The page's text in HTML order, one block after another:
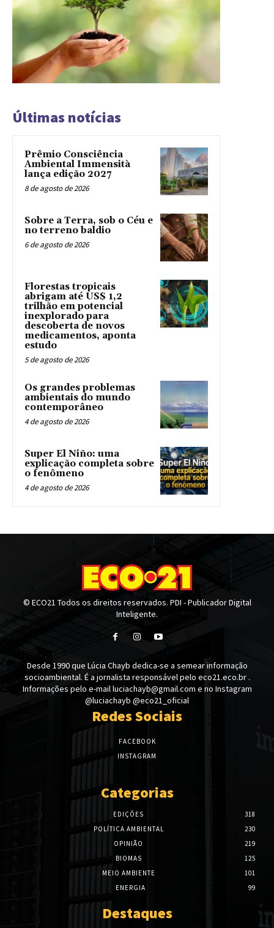
Últimas notícias
Prêmio Consciência
Ambiental Immensità
lança edição 2027
8 de agosto de 2026
Sobre a Terra, sob o Céu e
no terreno baldio
6 de agosto de 2026
Florestas tropicais
abrigam até US$ 1,2
trilhão em potencial
inexplorado para
descoberta de novos
medicamentos, aponta
estudo
5 de agosto de 2026
Os grandes problemas
ambientais do mundo
contemporâneo
4 de agosto de 2026
Super El Niño: uma
explicação completa sobre
o fenômeno
4 de agosto de 2026
© ECO21 Todos os direitos reservados. PDI - Publicador Digital
Inteligente.
Desde 1990 que Lúcia Chayb dedica-se a semear informação
socioambiental. É a jornalista responsável pelo eco21.eco.br .
Informações pelo e-mail luciachayb@gmail.com e no Instagram
@luciachayb @eco21_oficial
Redes Sociais
FACEBOOK
INSTAGRAM
Categorias
EDIÇÕES
318
POLÍTICA AMBIENTAL
230
OPINIÃO
219
BIOMAS
125
MEIO AMBIENTE
101
ENERGIA
99
Destaques